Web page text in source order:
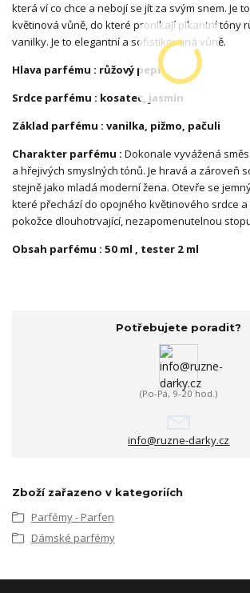
která ví co chce a nebojí se jít za svým snem. Je
květinová vůně, do které pronikají pikantní tóny
vanilky. Je to elegantní a sofistikovaná vůně.
Hlava parfému : růžový pepř
Srdce parfému : kosatec, jasmín
Základ parfému : vanilka, pižmo, pačuli
Charakter parfému : Dokonale vyvážená
a hřejivých smyslných tónů. Je hravá a zároveň
stejně jako mladá moderní žena. Otevře se
které přechází do opojného květinového srdce
pokožce dlouhotrvající, nezapomenutelnou
Obsah parfému : 50 ml , tester 2 ml
Potřebujete poradit?
(Po-Pá, 9-20 hod.)
info@ruzne-darky.cz
Zboží zařazeno v kategoriích
Parfémy - Parfen
Dámské parfémy